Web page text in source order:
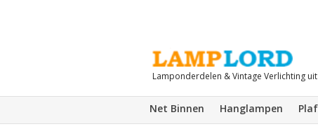
Lamponderdelen & Vintage Verlichting
Net Binnen Hanglampen